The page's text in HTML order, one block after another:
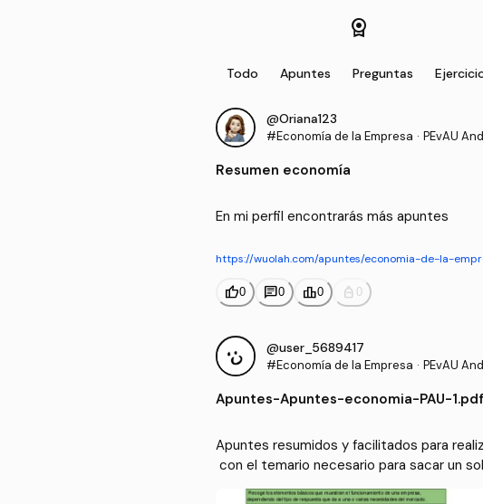
license
Todo Apuntes Preguntas
@Oriana123
#Economía de la Empresa · PEvAU
Resumen economía
En mi perfil encontrarás más apuntes
https://wuolah.com/apuntes/economia-de-la-
thumb_up0 chat0 leaderboard0 personal_bag 0
@user_5689417
#Economía de la Empresa · PEvAU
Apuntes-Apuntes-economia-PAU-1.pdf
Apuntes resumidos y facilitados para
con el temario necesario para sacar un
de la comunidad de Andalucía en el 2026.